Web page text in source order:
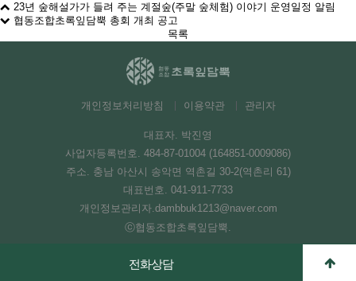
23년 숲해설가가 들려 주는 계절숲(주말 숲체험) 이야기 운영일정 알림
협동조합초록잎담뿍 총회 개최 공고
목록
전화상담
개인정보처리방침 이용약관 관리자
대표자. 박진영
사업자등록번호. 484-87-01004 (164851-0009086)
주소. 충남 아산시 송악면 역촌길 30-2(역촌리 61)
대표번호. 041-911-7733
개인정보관리자.dambbuk1213@naver.com
ⓒ협동조합초록잎담뿍.